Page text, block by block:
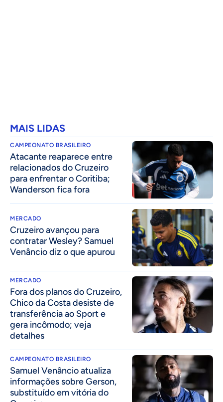
MAIS LIDAS
CAMPEONATO BRASILEIRO
Atacante reaparece entre
relacionados do Cruzeiro
para enfrentar o Coritiba;
Wanderson fica fora
MERCADO
Cruzeiro avançou para
contratar Wesley? Samuel
Venâncio diz o que apurou
MERCADO
Fora dos planos do Cruzeiro,
Chico da Costa desiste de
transferência ao Sport e
gera incômodo; veja
detalhes
CAMPEONATO BRASILEIRO
Samuel Venâncio atualiza
informações sobre Gerson,
substituído em vitória do